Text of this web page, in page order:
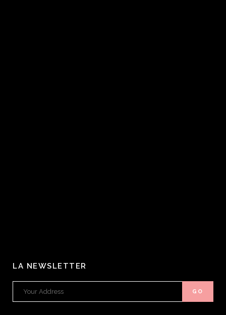
LA NEWSLETTER